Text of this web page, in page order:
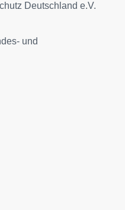
Deutschland e.V.
und